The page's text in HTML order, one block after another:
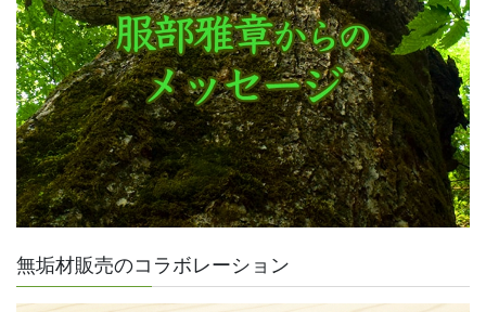
無垢材販売のコラボレーション